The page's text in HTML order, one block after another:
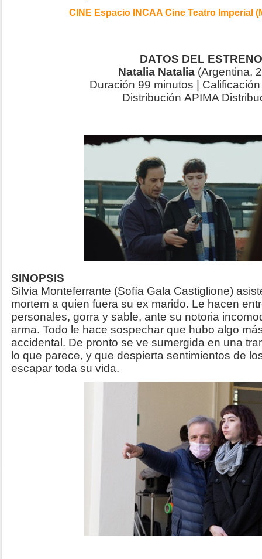
CINE Espacio INCAA Cine Teatro Imperial
DATOS DEL ESTRENO
Natalia Natalia (Argentina,
Duración 99 minutos |
Distribución APIMA
SINOPSIS
Silvia Monteferrante (Sofía Gala Castiglione)
mortem a quien fuera su ex marido. Le hacen
personales, gorra y sable, ante su notoria
arma. Todo le hace sospechar que hubo algo
accidental. De pronto se ve sumergida en una
lo que parece, y que despierta sentimientos de
escapar toda su vida.